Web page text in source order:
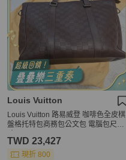
Louis Vuitton
Louis Vuitton 路易威登 咖啡色全皮棋
盤格托特包商務包公文包 電腦包尺
TWD 23,427
現折 800